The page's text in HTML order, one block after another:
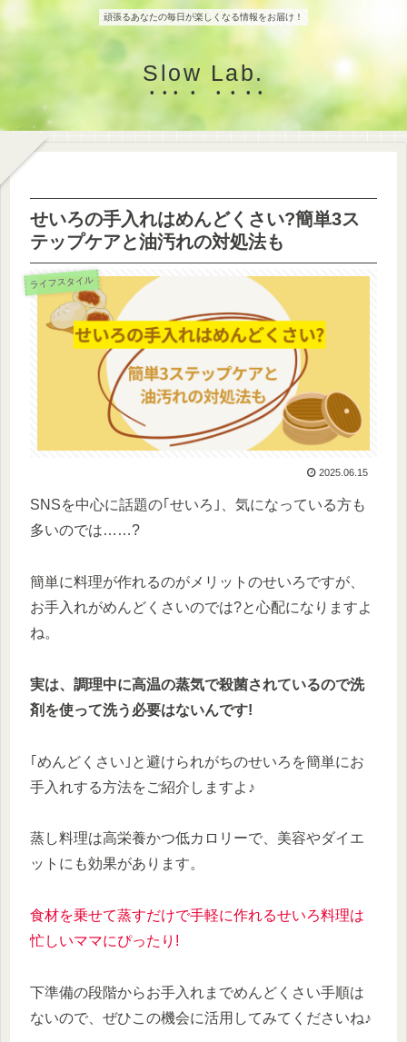
頑張るあなたの毎日が楽しくなる情報をお届け！
Slow Lab.
せいろの手入れはめんどくさい?簡単3ス
テップケアと油汚れの対処法も
ライフスタイル
2025.06.15
SNSを中心に話題の｢せいろ｣、気になっている方も
多いのでは……?
簡単に料理が作れるのがメリットのせいろですが、
お手入れがめんどくさいのでは?と心配になりますよ
ね。
実は、調理中に高温の蒸気で殺菌されているので洗
剤を使って洗う必要はないんです!
｢めんどくさい｣と避けられがちのせいろを簡単にお
手入れする方法をご紹介しますよ♪
蒸し料理は高栄養かつ低カロリーで、美容やダイエ
ットにも効果があります。
食材を乗せて蒸すだけで手軽に作れるせいろ料理は
忙しいママにぴったり!
下準備の段階からお手入れまでめんどくさい手順は
ないので、ぜひこの機会に活用してみてくださいね♪